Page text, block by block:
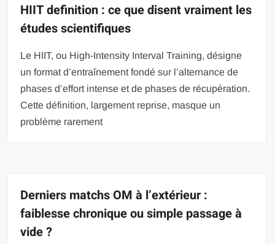
HIIT definition : ce que disent vraiment les
études scientifiques
Le HIIT, ou High-Intensity Interval Training, désigne
un format d’entraînement fondé sur l’alternance de
phases d’effort intense et de phases de récupération.
Cette définition, largement reprise, masque un
problème rarement
Derniers matchs OM à l’extérieur :
faiblesse chronique ou simple passage à
vide ?